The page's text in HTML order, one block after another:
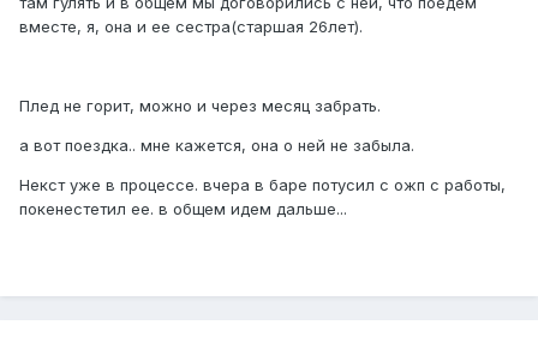
вместе, я, она и ее сестра(старшая 26лет).
Плед не горит, можно и через месяц забрать.
а вот поездка.. мне кажется, она о ней не забыла.
Некст уже в процессе. вчера в баре потусил с ожп с работы,
покенестетил ее. в общем идем дальше...